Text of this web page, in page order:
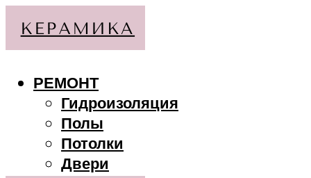
РЕМОНТ
Гидроизоляция
Полы
Потолки
Двери